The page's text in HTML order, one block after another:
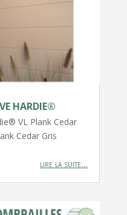
HARDIE®
VL Plank Cedar
Cedar Gris
lire la suite…